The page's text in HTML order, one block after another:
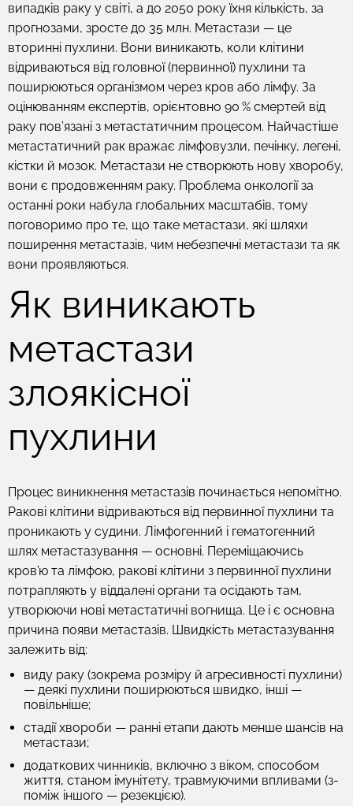
випадків раку у світі, а до 2050 року їхня кількість, за
прогнозами, зросте до 35 млн. Метастази — це
вторинні пухлини. Вони виникають, коли клітини
відриваються від головної (первинної) пухлини та
поширюються організмом через кров або лімфу. За
оцінюванням експертів, орієнтовно 90 % смертей від
раку пов’язані з метастатичним процесом. Найчастіше
метастатичний рак вражає лімфовузли, печінку, легені,
кістки й мозок. Метастази не створюють нову хворобу,
вони є продовженням раку. Проблема онкології за
останні роки набула глобальних масштабів, тому
поговоримо про те, що таке метастази, які шляхи
поширення метастазів, чим небезпечні метастази та як
вони проявляються.
Як виникають
метастази
злоякісної
пухлини
Процес виникнення метастазів починається непомітно.
Ракові клітини відриваються від первинної пухлини та
проникають у судини. Лімфогенний і гематогенний
шлях метастазування — основні. Переміщаючись
кров’ю та лімфою, ракові клітини з первинної пухлини
потрапляють у віддалені органи та осідають там,
утворюючи нові метастатичні вогнища. Це і є основна
причина появи метастазів. Швидкість метастазування
залежить від:
виду раку (зокрема розміру й агресивності пухлини)
— деякі пухлини поширюються швидко, інші —
повільніше;
стадії хвороби — ранні етапи дають менше шансів на
метастази;
додаткових чинників, включно з віком, способом
життя, станом імунітету, травмуючими впливами (з-
поміж іншого — резекцією).